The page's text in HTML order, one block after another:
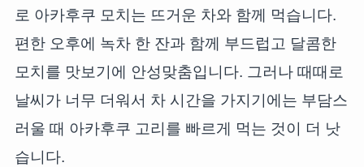
로 아카후쿠 모치는 뜨거운 차와 함께 먹습니다.
편한 오후에 녹차 한 잔과 함께 부드럽고 달콤한
모치를 맛보기에 안성맞춤입니다. 그러나 때때로
날씨가 너무 더워서 차 시간을 가지기에는 부담스
러울 때 아카후쿠 고리를 빠르게 먹는 것이 더 낫
습니다.